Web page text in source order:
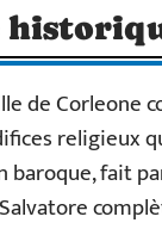
de Corleone
religieux
baroque, fait